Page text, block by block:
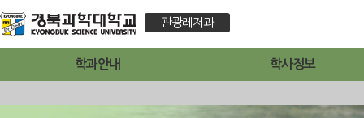
관광레저과
학과안내 학사정보